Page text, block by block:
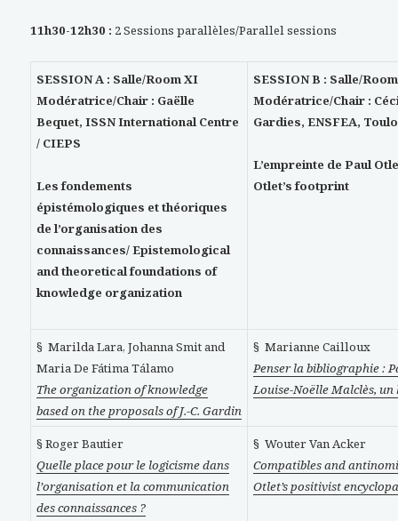
11h30-12h30 : 2 Sessions parallèles/Parallel sessions
SESSION A : Salle/Room XI
Modératrice/Chair : Gaëlle
Bequet, ISSN International Centre
/ CIEPS
Les fondements
épistémologiques et théoriques
de l’organisation des
connaissances/Epistemological
and theoretical foundations of
knowledge organization
SESSION B : Salle/
Modératrice/Chair :
Gardies, ENSFEA,
L’empreinte de Paul
Otlet’s footprint
§ Marilda Lara, Johanna Smit and
Maria De Fátima Tálamo
The organization of knowledge
based on the proposals of J.-C. Gardin
§ Marianne Cailloux
Penser la bibliographie :
Louise-Noëlle Malclès, un
§ Roger Bautier
Quelle place pour le logicisme dans
l’organisation et la communication
des connaissances ?
§ Wouter Van Acker
Compatibles and
Otlet’s positivist